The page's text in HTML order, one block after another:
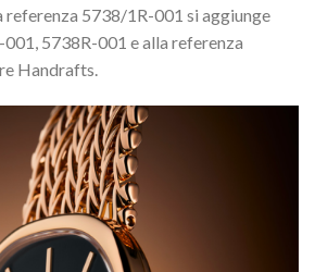
referenza 5738/1R-001 si aggiunge
5738R-001 e alla referenza
Handrafts.